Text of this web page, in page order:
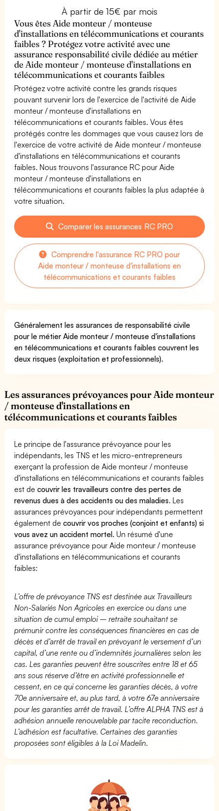
À partir de 15€ par mois
Vous êtes Aide monteur / monteuse
d'installations en télécommunications et courants
faibles ? Protégez votre activité avec une
assurance responsabilité civile dédiée au métier
de Aide monteur / monteuse d'installations en
télécommunications et courants faibles
Protégez votre activité contre les grands risques
pouvant survenir lors de l'exercice de l'activité de Aide
monteur / monteuse d'installations en
télécommunications et courants faibles. Vous êtes
protégés contre les dommages que vous causez lors de
l'exercice de votre activité de Aide monteur / monteuse
d'installations en télécommunications et courants
faibles. Nous trouvons l'assurance RC pour Aide
monteur / monteuse d'installations en
télécommunications et courants faibles la plus adaptée à
votre situation.
Comparer les assurances RC PRO
Comprendre l'assurance RC PRO pour
Aide monteur / monteuse d'installations en
télécommunications et courants faibles
Généralement les assurances de responsabilité civile
pour le métier Aide monteur / monteuse d'installations
en télécommunications et courants faibles couvrent les
deux risques (exploitation et professionnels).
Les assurances prévoyances pour Aide monteur
/ monteuse d'installations en
télécommunications et courants faibles
Le principe de l'assurance prévoyance pour les
indépendants, les TNS et les micro-entrepreneurs
exerçant la profession de Aide monteur / monteuse
d'installations en télécommunications et courants faibles
est decouvrir les travailleurs contre des pertes de
revenus dues à des accidents ou des maladies. Les
assurances prévoyances pour indépendants permettent
également decouvrir vos proches (conjoint et enfants) si
vous avez un accident mortel. Un résumé d'une
assurance prévoyance pour Aide monteur / monteuse
d'installations en télécommunications et courants
faibles:
L’offre de prévoyance TNS est destinée aux Travailleurs
Non-Salariés Non Agricoles en exercice ou dans une
situation de cumul emploi – retraite souhaitant se
prémunir contre les conséquences financières en cas de
décès et d’arrêt de travail en prévoyant le versement d’un
capital, d’une rente ou d’indemnités journalières selon les
cas. Les garanties peuvent être souscrites entre 18 et 65
ans sous réserve d’être en activité professionnelle et
cessent, en ce qui concerne les garanties décès, à votre
70e anniversaire et, au plus tard, à votre 67e anniversaire
pour les garanties arrêt de travail. L’offre ALPHA TNS est à
adhésion annuelle renouvelable par tacite reconduction.
L’adhésion est facultative. Certaines des garanties
proposées sont éligibles à la Loi Madelin.